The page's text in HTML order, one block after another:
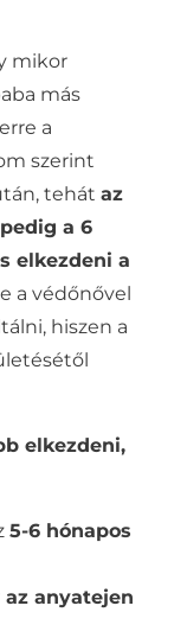
mikor
más
a
szerint
tehát az
a 6
elkezdeni a
a védőnővel
hiszen a
elkezdeni,
5-6 hónapos
anyatejen